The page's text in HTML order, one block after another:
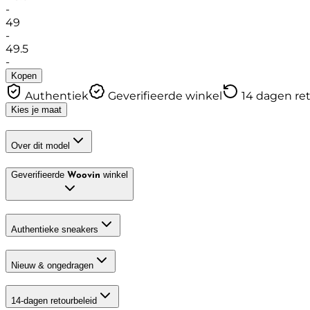
-
49
-
49.5
-
Kopen
Authentiek Geverifieerde winkel 14 dagen
Kies je maat
Over dit model
Geverifieerde Woovin winkel
Authentieke sneakers
Nieuw & ongedragen
14-dagen retourbeleid